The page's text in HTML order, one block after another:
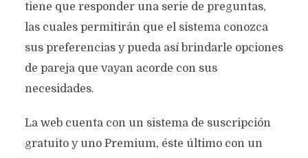
tiene que responder una serie de preguntas,
las cuales permitirán que el sistema conozca
sus preferencias y pueda así brindarle opciones
de pareja que vayan acorde con sus
necesidades.
La web cuenta con un sistema de suscripción
gratuito y uno Premium, éste último con un